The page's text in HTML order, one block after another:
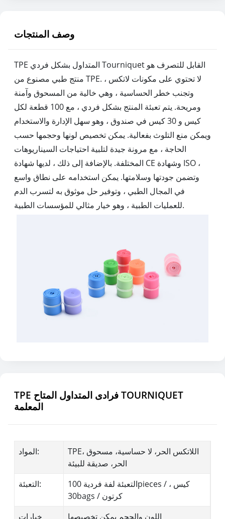
وصف المنتجات
TPE المتداول بشكل فردي Tourniquet القابل للتصرف هو
منتج طبي مصنوع من TPE. لا تحتوي على مكونات لاتكس ،
وتجنب خطر الحساسية ، وهي خالية من المسحوق وآمنة
ومريحة. يتم تعبئة المنتج بشكل فردي ، مع 100 قطعة لكل
كيس و 30 كيس في صندوق ، وهو سهل الإدارة والاستخدام
ويمكن منع التلوث بفعالية. يمكن تخصيص لونها وحجمها حسب
الحاجة ، مع مرونة جيدة لتلبية احتياجات السيناريوهات
المختلفة. بالإضافة إلى ذلك ، لديها شهادة CE وشهادة ISO ،
وتضمن جودتها وسلامتها. يمكن استخدامه على نطاق واسع
في المجال الطبي ، وتوفير حل موثوق به لتسرب الدم
للعمليات الطبية ، وهو خيار مثالي للمؤسسات الطبية.
TPE فرادى المتداول المتاح TOURNIQUET
المعلمة
المواد:
TPE، اللاتكس الحر، لا حساسية، مسحوق
الحر، صديقة للبيئة
التعبئة:
التعبئة لفة فردية 100pieces / كيس ،
30bags / كرتون
خيارات
اللون والحجم يمكن تخصيصها